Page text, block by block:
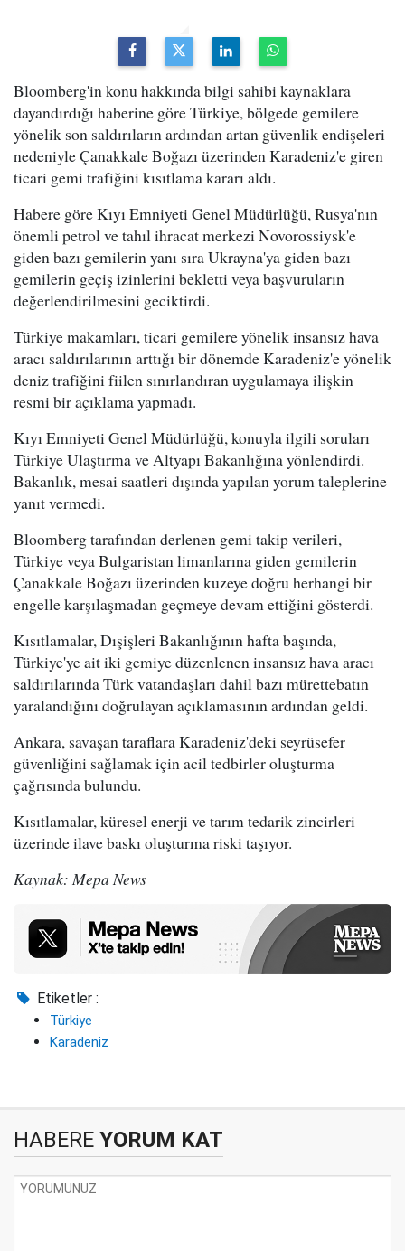
Bloomberg'in konu hakkında bilgi sahibi kaynaklara
dayandırdığı haberine göre Türkiye, bölgede gemilere
yönelik son saldırıların ardından artan güvenlik endişeleri
nedeniyle Çanakkale Boğazı üzerinden Karadeniz'e giren
ticari gemi trafiğini kısıtlama kararı aldı.
Habere göre Kıyı Emniyeti Genel Müdürlüğü, Rusya'nın
önemli petrol ve tahıl ihracat merkezi Novorossiysk'e
giden bazı gemilerin yanı sıra Ukrayna'ya giden bazı
gemilerin geçiş izinlerini bekletti veya başvuruların
değerlendirilmesini geciktirdi.
Türkiye makamları, ticari gemilere yönelik insansız hava
aracı saldırılarının arttığı bir dönemde Karadeniz'e yönelik
deniz trafiğini fiilen sınırlandıran uygulamaya ilişkin
resmi bir açıklama yapmadı.
Kıyı Emniyeti Genel Müdürlüğü, konuyla ilgili soruları
Türkiye Ulaştırma ve Altyapı Bakanlığına yönlendirdi.
Bakanlık, mesai saatleri dışında yapılan yorum taleplerine
yanıt vermedi.
Bloomberg tarafından derlenen gemi takip verileri,
Türkiye veya Bulgaristan limanlarına giden gemilerin
Çanakkale Boğazı üzerinden kuzeye doğru herhangi bir
engelle karşılaşmadan geçmeye devam ettiğini gösterdi.
Kısıtlamalar, Dışişleri Bakanlığının hafta başında,
Türkiye'ye ait iki gemiye düzenlenen insansız hava aracı
saldırılarında Türk vatandaşları dahil bazı mürettebatın
yaralandığını doğrulayan açıklamasının ardından geldi.
Ankara, savaşan taraflara Karadeniz'deki seyrüsefer
güvenliğini sağlamak için acil tedbirler oluşturma
çağrısında bulundu.
Kısıtlamalar, küresel enerji ve tarım tedarik zincirleri
üzerinde ilave baskı oluşturma riski taşıyor.
Kaynak: Mepa News
Etiketler :
Türkiye
Karadeniz
HABERE YORUM KAT